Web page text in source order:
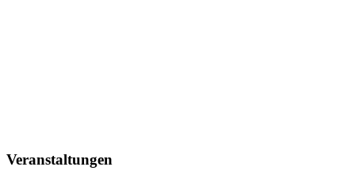
Veranstaltungen